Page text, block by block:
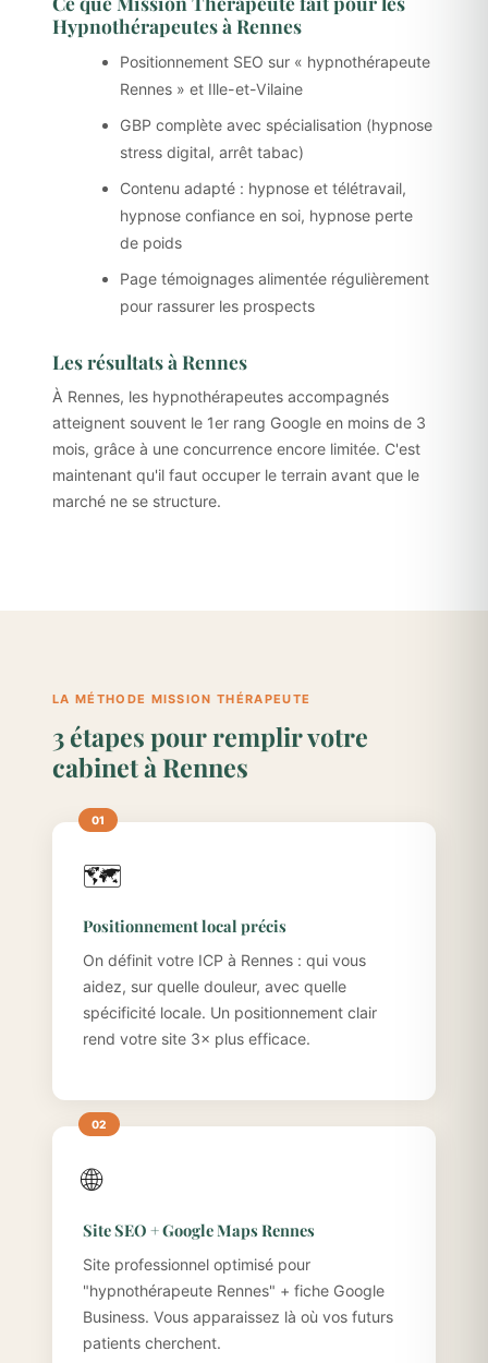
Hypnothérapeutes à Rennes
Positionnement SEO sur « hypnothérapeute
Rennes » et Ille-et-Vilaine
GBP complète avec spécialisation (hypnose
stress digital, arrêt tabac)
Contenu adapté : hypnose et télétravail,
hypnose confiance en soi, hypnose perte
de poids
Page témoignages alimentée régulièrement
pour rassurer les prospects
Les résultats à Rennes
À Rennes, les hypnothérapeutes accompagnés
atteignent souvent le 1er rang Google en moins de 3
mois, grâce à une concurrence encore limitée. C'est
maintenant qu'il faut occuper le terrain avant que le
marché ne se structure.
LA MÉTHODE MISSION THÉRAPEUTE
3 étapes pour remplir votre
cabinet à Rennes
🗺️
Positionnement local précis
On définit votre ICP à Rennes : qui vous
aidez, sur quelle douleur, avec quelle
spécificité locale. Un positionnement clair
rend votre site 3× plus efficace.
🌐
Site SEO + Google Maps Rennes
Site professionnel optimisé pour
"hypnothérapeute Rennes" + fiche Google
Business. Vous apparaissez là où vos futurs
patients cherchent.